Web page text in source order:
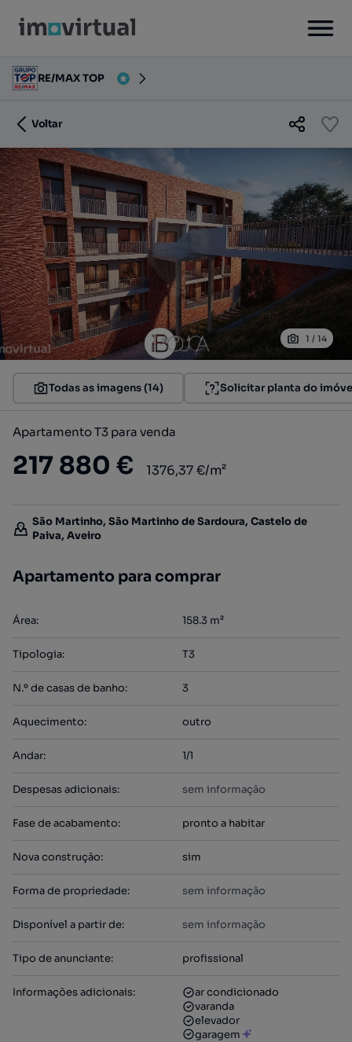
RE/MAX TOP
Voltar
1 / 14
Todas as imagens (14) Solicitar planta do
Apartamento T3 para venda
217 880 € 1376,37 €/m²
São Martinho, São Martinho de Sardoura, Castelo de
Paiva, Aveiro
Apartamento para comprar
Área: 158.3 m²
Tipologia: T3
N.º de casas de banho: 3
Aquecimento: outro
Andar: 1/1
Despesas adicionais: sem informação
Fase de acabamento: pronto a habitar
Nova construção: sim
Forma de propriedade: sem informação
Disponível a partir de: sem informação
Tipo de anunciante: profissional
Informações adicionais:
ar condicionado
varanda
elevador
garagem